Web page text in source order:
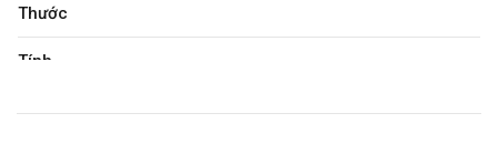
Thước
Tính